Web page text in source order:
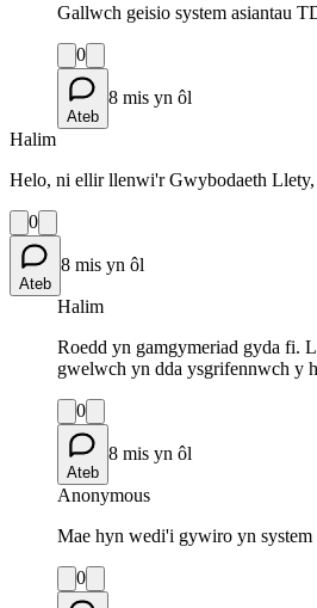
Gallwch geisio system asiantau
0
Ateb
8 mis yn ôl
Halim
Helo, ni ellir llenwi'r Gwybodaeth
0
Ateb
8 mis yn ôl
Halim
Roedd yn gamgymeriad gyda fi.
gwelwch yn dda ysgrifennwch y
0
Ateb
8 mis yn ôl
Anonymous
Mae hyn wedi'i gywiro yn
0